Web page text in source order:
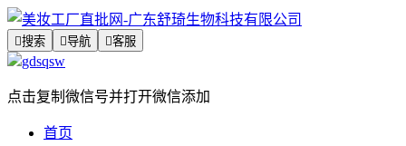
搜索 导航 客服
gdsqsw
点击复制微信号并打开微信添加
首页